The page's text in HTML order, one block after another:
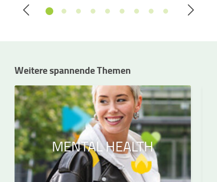
Weitere spannende Themen
MENTAL HEALTH